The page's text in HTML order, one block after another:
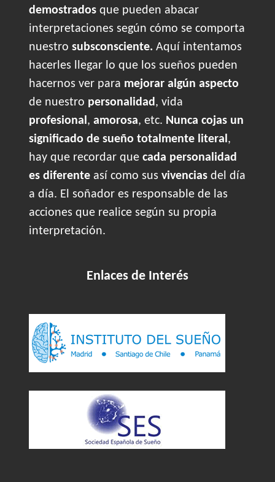
demostrados que pueden abacar
interpretaciones según cómo se comporta
nuestro subsconsciente. Aquí intentamos
hacerles llegar lo que los sueños pueden
hacernos ver para mejorar algún aspecto
de nuestro personalidad, vida
profesional, amorosa, etc. Nunca cojas un
significado de sueño totalmente literal,
hay que recordar que cada personalidad
es diferente así como sus vivencias del día
a día. El soñador es responsable de las
acciones que realice según su propia
interpretación.
Enlaces de Interés